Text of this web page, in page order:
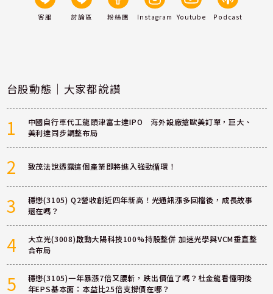
客服 討論區 粉絲團 Instagram Youtube Podcast
台股動態｜大家都說讚
1
中國自行車代工龍頭津富士達IPO 海外設廠搶歐美訂單，巨大、
美利達同步調整布局
2 致茂法說透露這個產業即將進入強勁循環！
3
穩懋(3105) Q2營收創近四年新高！光通訊漲多回檔後，成長故事
還在嗎？
4
大立光(3008)啟動大陽科技100%持股整併 加速光學與VCM垂直整
合布局
5
穩懋(3105)一年暴漲7倍又腰斬，跌出價值了嗎？杜金龍看懂明後
年EPS基本面：本益比25倍支撐價在哪？